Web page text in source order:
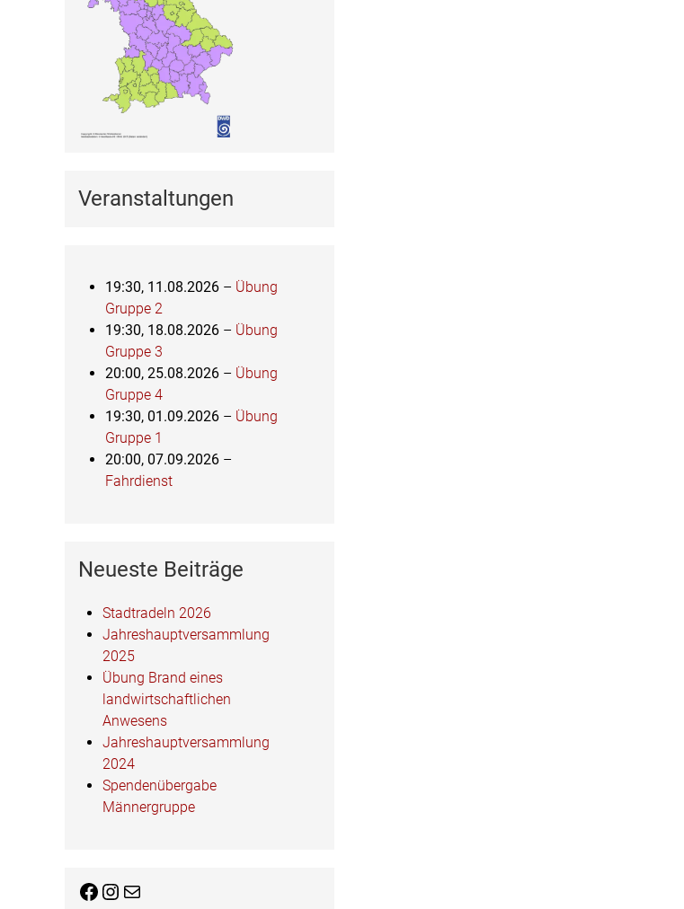
Veranstaltungen
19:30, 11.08.2026 – Übung
Gruppe 2
19:30, 18.08.2026 – Übung
Gruppe 3
20:00, 25.08.2026 – Übung
Gruppe 4
19:30, 01.09.2026 – Übung
Gruppe 1
20:00, 07.09.2026 –
Fahrdienst
Neueste Beiträge
Stadtradeln 2026
Jahreshauptversammlung
2025
Übung Brand eines
landwirtschaftlichen
Anwesens
Jahreshauptversammlung
2024
Spendenübergabe
Männergruppe
Facebook
Instagram
E-Mail